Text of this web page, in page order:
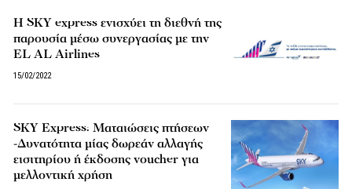
Η SKY express ενισχύει τη διεθνή της
παρουσία μέσω συνεργασίας με την
EL AL Airlines
15/02/2022
SKY Express: Ματαιώσεις πτήσεων
-Δυνατότητα μίας δωρεάν αλλαγής
εισιτηρίου ή έκδοσης voucher για
μελλοντική χρήση